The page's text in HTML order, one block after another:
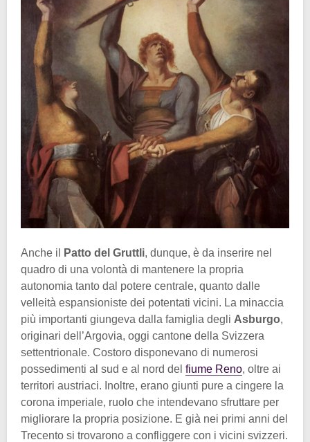
Anche il Patto del Gruttli, dunque, è da inserire nel
quadro di una volontà di mantenere la propria
autonomia tanto dal potere centrale, quanto dalle
velleità espansioniste dei potentati vicini. La minaccia
più importanti giungeva dalla famiglia degli Asburgo,
originari dell’Argovia, oggi cantone della Svizzera
settentrionale. Costoro disponevano di numerosi
possedimenti al sud e al nord del fiume Reno, oltre ai
territori austriaci. Inoltre, erano giunti pure a cingere la
corona imperiale, ruolo che intendevano sfruttare per
migliorare la propria posizione. E già nei primi anni del
Trecento si trovarono a confliggere con i vicini svizzeri.